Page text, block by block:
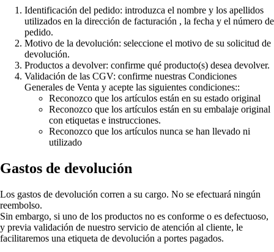
Identificación del pedido: introduzca el nombre y los apellidos
utilizados en la dirección de facturación , la fecha y el número de
pedido.
Motivo de la devolución: seleccione el motivo de su solicitud de
devolución.
Productos a devolver: confirme qué producto(s) desea devolver.
Validación de las CGV: confirme nuestras Condiciones
Generales de Venta y acepte las siguientes condiciones::
Reconozco que los artículos están en su estado original
Reconozco que los artículos están en su embalaje original
con etiquetas e instrucciones.
Reconozco que los artículos nunca se han llevado ni
utilizado
Gastos de devolución
Los gastos de devolución corren a su cargo. No se efectuará ningún
reembolso.
Sin embargo, si uno de los productos no es conforme o es defectuoso,
y previa validación de nuestro servicio de atención al cliente, le
facilitaremos una etiqueta de devolución a portes pagados.